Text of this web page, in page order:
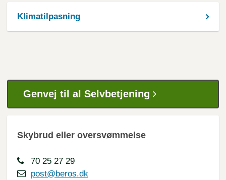
Klimatilpasning
Genvej til al Selvbetjening
Skybrud eller oversvømmelse
70 25 27 29
post@beros.dk